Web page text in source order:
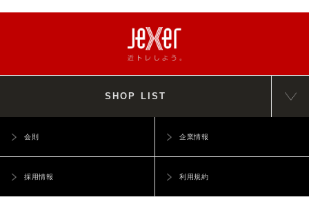
SHOP LIST
会則 企業情報
採用情報 利用規約